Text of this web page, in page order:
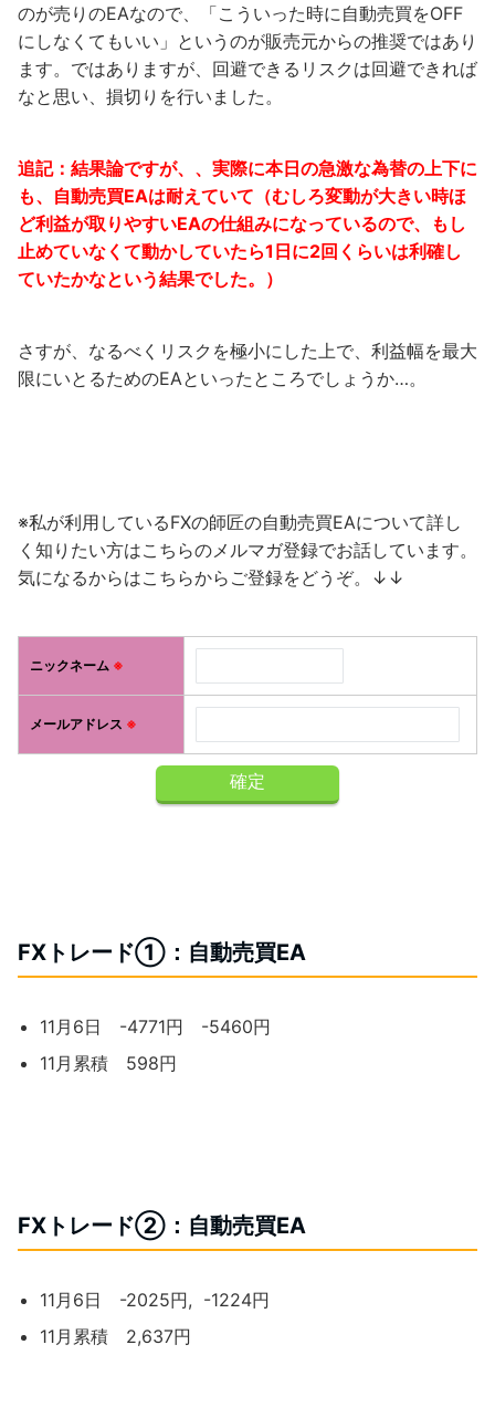
のが売りのEAなので、「こういった時に自動売買をOFF
にしなくてもいい」というのが販売元からの推奨ではあり
ます。ではありますが、回避できるリスクは回避できれば
なと思い、損切りを行いました。
追記：結果論ですが、、実際に本日の急激な為替の上下に
も、自動売買EAは耐えていて（むしろ変動が大きい時ほ
ど利益が取りやすいEAの仕組みになっているので、もし
止めていなくて動かしていたら1日に2回くらいは利確し
ていたかなという結果でした。）
さすが、なるべくリスクを極小にした上で、利益幅を最大
限にいとるためのEAといったところでしょうか…。
※私が利用しているFXの師匠の自動売買EAについて詳し
く知りたい方はこちらのメルマガ登録でお話しています。
気になるからはこちらからご登録をどうぞ。↓↓
ニックネーム ※
メールアドレス ※
FXトレード①：自動売買EA
11月6日 -4771円 -5460円
11月累積 598円
FXトレード②：自動売買EA
11月6日 -2025円, -1224円
11月累積 2,637円